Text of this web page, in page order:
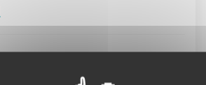
l'achat d'un vélo